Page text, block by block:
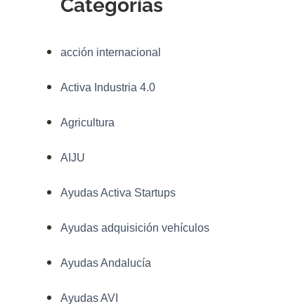
Categorías
acción internacional
Activa Industria 4.0
Agricultura
AIJU
Ayudas Activa Startups
Ayudas adquisición vehículos
Ayudas Andalucía
Ayudas AVI